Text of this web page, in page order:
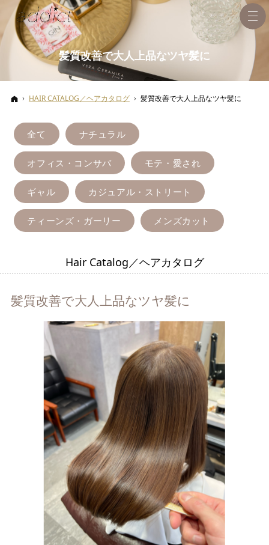
髪質改善で大人上品なツヤ髪に
ホーム
HAIR CATALOG／ヘアカタログ 髪質改善で大人上品なツヤ髪に
全て ナチュラル
オフィス・コンサバ モテ・愛され
ギャル カジュアル・ストリート
ティーンズ・ガーリー メンズカット
Hair Catalog／ヘアカタログ
髪質改善で大人上品なツヤ髪に